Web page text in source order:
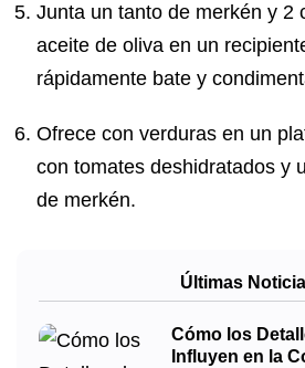
Junta un tanto de merkén y 2
aceite de oliva en un
rápidamente bate y
Ofrece con verduras en un
con tomates deshidratados y
de merkén.
Últimas
Cómo los
Influyen en la